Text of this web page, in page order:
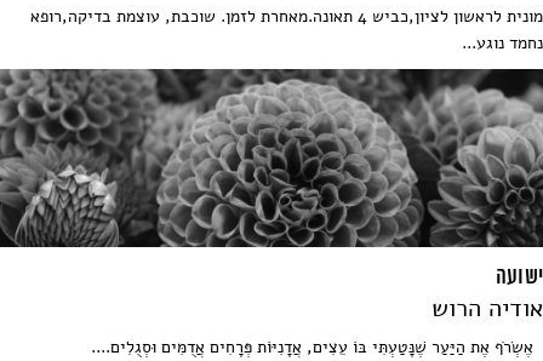
מונית לראשון לציון,כביש 4 תאונה.מאחרת לזמן. שוכבת, עוצמת בדיקה,רופא
נחמד נוגע...
ישועה
אודיה הרוש
אֶשְׂרֹף אֶת הַיַּעַר שֶׁנָּטַעְתִּי בּוֹ עֵצִים, אֲדָנִיּוֹת פְּרָחִים אֲדֻמִּים וּסְגֻלִים....